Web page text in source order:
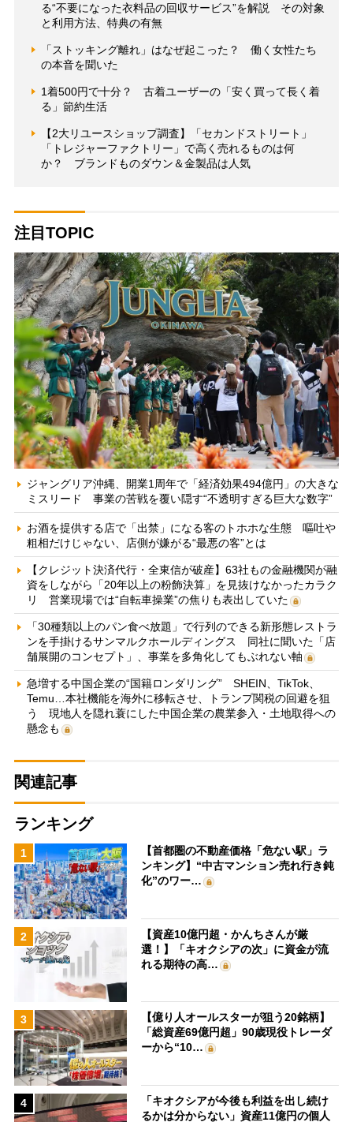
る“不要になった衣料品の回収サービス”を解説 その対象
と利用方法、特典の有無
「ストッキング離れ」はなぜ起こった？ 働く女性たち
の本音を聞いた
1着500円で十分？ 古着ユーザーの「安く買って長く着
る」節約生活
【2大リユースショップ調査】「セカンドストリート」
「トレジャーファクトリー」で高く売れるものは何
か？ ブランドものダウン＆金製品は人気
注目TOPIC
ジャングリア沖縄、開業1周年で「経済効果494億円」の大きな
ミスリード 事業の苦戦を覆い隠す“不透明すぎる巨大な数字”
お酒を提供する店で「出禁」になる客のトホホな生態 嘔吐や
粗相だけじゃない、店側が嫌がる“最悪の客”とは
【クレジット決済代行・全東信が破産】63社もの金融機関が融
資をしながら「20年以上の粉飾決算」を見抜けなかったカラク
リ 営業現場では“自転車操業”の焦りも表出していた
「30種類以上のパン食べ放題」で行列のできる新形態レストラ
ンを手掛けるサンマルクホールディングス 同社に聞いた「店
舗展開のコンセプト」、事業を多角化してもぶれない軸
急増する中国企業の“国籍ロンダリング” SHEIN、TikTok、
Temu…本社機能を海外に移転させ、トランプ関税の回避を狙
う 現地人を隠れ蓑にした中国企業の農業参入・土地取得への
懸念も
関連記事
ランキング
1
【首都圏の不動産価格「危ない駅」ラ
ンキング】“中古マンション売れ行き鈍
化”のワー…
2
【資産10億円超・かんちさんが厳
選！】「キオクシアの次」に資金が流
れる期待の高…
3
【億り人オールスターが狙う20銘柄】
「総資産69億円超」90歳現役トレーダ
ーから“10…
4
「キオクシアが今後も利益を出し続け
るかは分からない」資産11億円の個人